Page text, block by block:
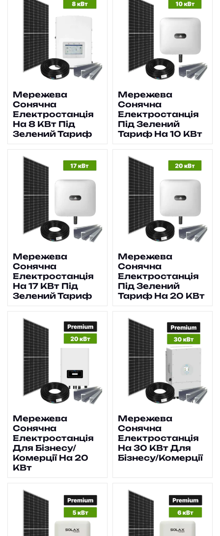
Мережева
Сонячна
Електростанція
На 8 КВт Під
Зелений Тариф
Мережева
Сонячна
Електростанція
Під Зелений
Тариф На 10 КВт
Мережева
Сонячна
Електростанція
На 17 КВт Під
Зелений Тариф
Мережева
Сонячна
Електростанція
Під Зелений
Тариф На 20 КВт
Мережева
Сонячна
Електростанція
Для Бізнесу/
Комерції На 20
КВт
Мережева
Сонячна
Електростанція
На 30 КВт Для
Бізнесу/комерції